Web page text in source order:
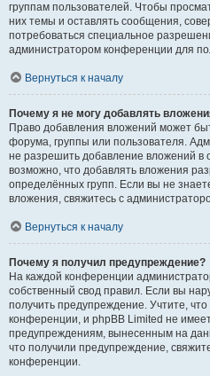
группам пользователей. Чтобы
них темы и оставлять сообщения,
потребоваться специальное
администратором конференции для
Вернуться к началу
Почему я не могу добавлять
Право добавления вложений может
форума, группы или пользователя.
не разрешить добавление вложений в
возможно, что добавлять вложения
определённых групп. Если вы не
вложения, свяжитесь с
Вернуться к началу
Почему я получил предупреждение?
На каждой конференции
собственный свод правил. Если вы
получить предупреждение. Учтите,
конференции, и phpBB Limited не
предупреждениям, вынесенным на
что получили предупреждение,
конференции.